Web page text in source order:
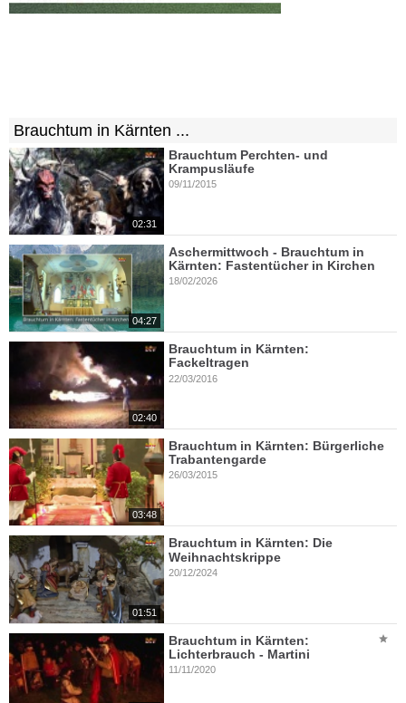
Brauchtum in Kärnten ...
02:31
Brauchtum Perchten- und
Krampusläufe
09/11/2015
04:27
Aschermittwoch - Brauchtum in
Kärnten: Fastentücher in Kirchen
18/02/2026
02:40
Brauchtum in Kärnten:
Fackeltragen
22/03/2016
03:48
Brauchtum in Kärnten: Bürgerliche
Trabantengarde
26/03/2015
01:51
Brauchtum in Kärnten: Die
Weihnachtskrippe
20/12/2024
Brauchtum in Kärnten:
Lichterbrauch - Martini
11/11/2020